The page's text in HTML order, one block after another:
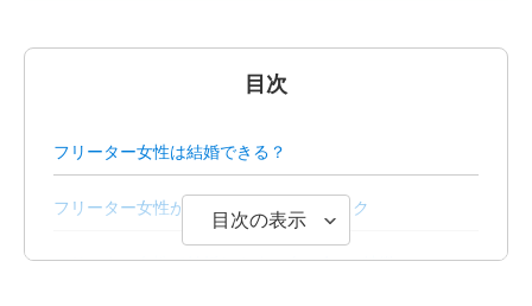
目次
フリーター女性は結婚できる？
フリーター女性が持つ結婚に関するリスク
フリーター女性で結婚しやすい人の4つの特徴
目次の表示